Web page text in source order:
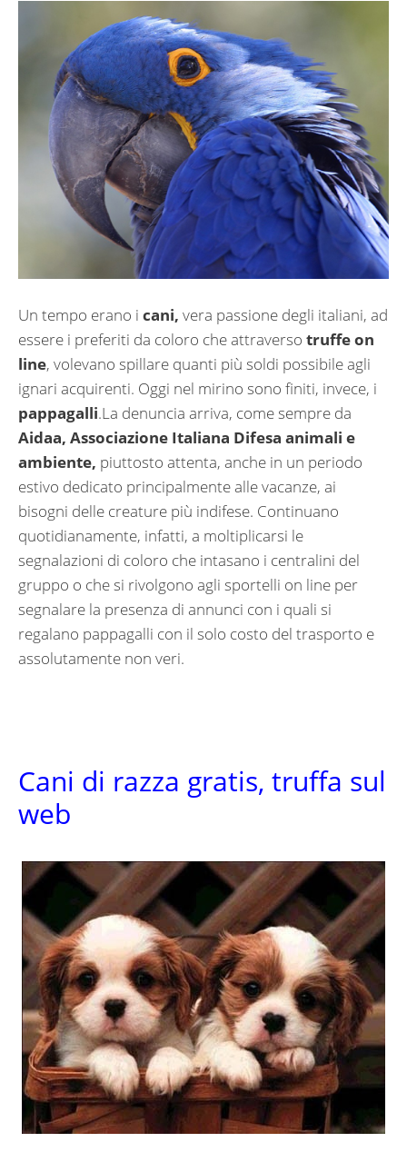
Un tempo erano i cani, vera passione degli italiani, ad
essere i preferiti da coloro che attraverso truffe on
line, volevano spillare quanti più soldi possibile agli
ignari acquirenti. Oggi nel mirino sono finiti, invece, i
pappagalli.La denuncia arriva, come sempre da
Aidaa, Associazione Italiana Difesa animali e
ambiente, piuttosto attenta, anche in un periodo
estivo dedicato principalmente alle vacanze, ai
bisogni delle creature più indifese. Continuano
quotidianamente, infatti, a moltiplicarsi le
segnalazioni di coloro che intasano i centralini del
gruppo o che si rivolgono agli sportelli on line per
segnalare la presenza di annunci con i quali si
regalano pappagalli con il solo costo del trasporto e
assolutamente non veri.
Cani di razza gratis, truffa sul
web